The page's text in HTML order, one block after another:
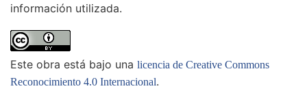
información utilizada.
Este obra está bajo una licencia de Creative Commons
Reconocimiento 4.0 Internacional.